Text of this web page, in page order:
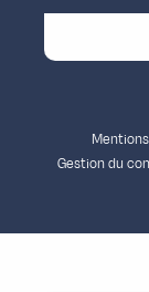
Gestion du